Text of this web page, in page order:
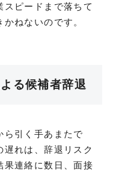
ピードまで落ちて
ねないのです。
る候補者辞退
ら引く手あまたで
れは、辞退リスク
果連絡に数日、面接